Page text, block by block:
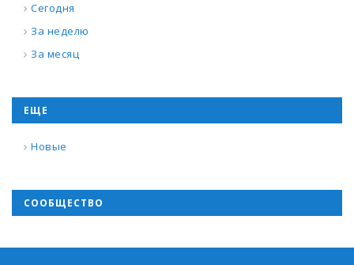
Сегодня
За неделю
За месяц
ЕЩЕ
Новые
СООБЩЕСТВО